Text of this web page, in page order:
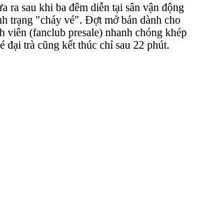
ra sau khi ba đêm diễn tại sân vận động
trạng "cháy vé". Đợt mở bán dành cho
viên (fanclub presale) nhanh chóng khép
đại trà cũng kết thúc chỉ sau 22 phút.